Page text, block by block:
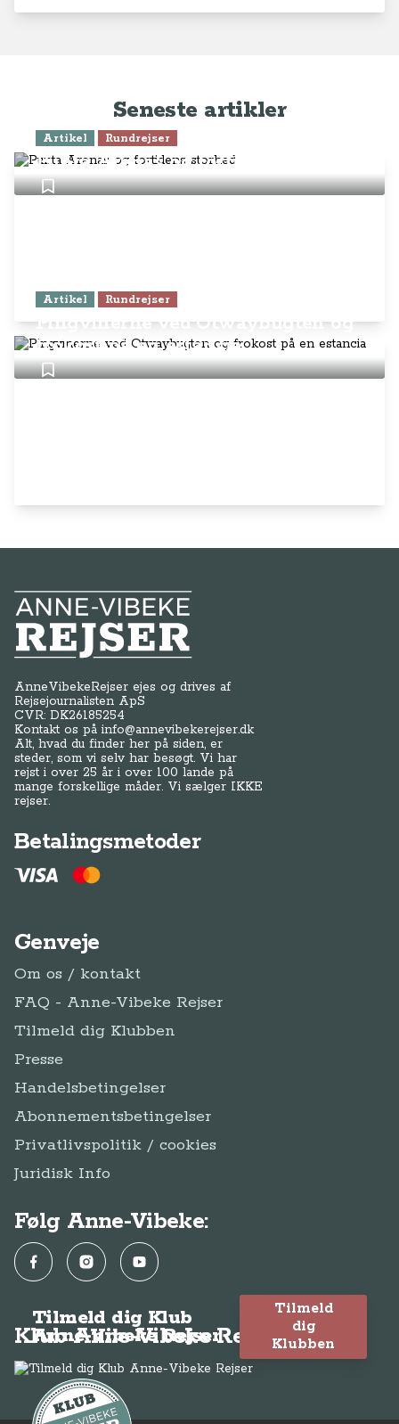
Seneste artikler
Artikel Rundrejser
Punta Arenas og fortidens storhed
Artikel Rundrejser
Pingvinerne ved Otwaybugten og
frokost på en estancia
Anne-Vibeke Rejser
AnneVibekeRejser ejes og drives af
Rejsejournalisten ApS
CVR: DK26185254
Kontakt os påinfo@annevibekerejser.dk
Alt, hvad du finder her på siden, er
steder, som vi selv har besøgt. Vi har
rejst i over 25 år i over 100 lande på
mange forskellige måder. Vi sælger IKKE
rejser.
Betalingsmetoder
Genveje
Om os / kontakt
FAQ - Anne-Vibeke Rejser
Tilmeld dig Klubben
Presse
Handelsbetingelser
Abonnementsbetingelser
Privatlivspolitik / cookies
Juridisk Info
Følg Anne-Vibeke:
FacebookInstagramYouTube
Klub Anne-Vibeke Rejser
Tilmeld dig Klub
Anne-Vibeke Rejser
Tilmeld
dig
Klubben